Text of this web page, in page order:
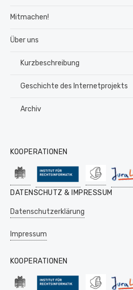
Mitmachen!
Über uns
Kurzbeschreibung
Geschichte des Internetprojekts
Archiv
KOOPERATIONEN
DATENSCHUTZ & IMPRESSUM
Datenschutzerklärung
Impressum
KOOPERATIONEN